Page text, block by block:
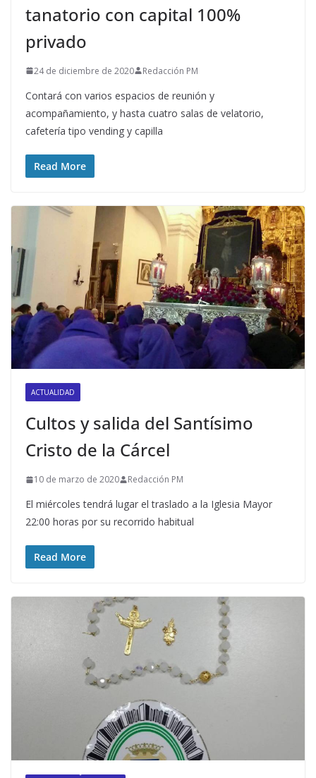
tanatorio con capital 100%
privado
24 de diciembre de 2020 Redacción PM
Contará con varios espacios de reunión y
acompañamiento, y hasta cuatro salas de velatorio,
cafetería tipo vending y capilla
Read More
ACTUALIDAD
Cultos y salida del Santísimo
Cristo de la Cárcel
10 de marzo de 2020 Redacción PM
El miércoles tendrá lugar el traslado a la Iglesia Mayor
22:00 horas por su recorrido habitual
Read More